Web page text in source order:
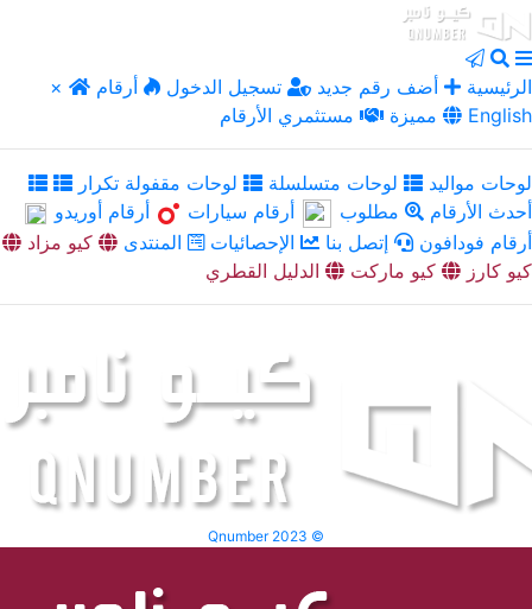
× الرئيسية أضف رقم جديد تسجيل الدخول
أرقام
مميزة
مستثمري الأرقام English
لوحات مواليد لوحات متسلسلة
لوحات مقفولة تكرار
أحدث الأرقام
مطلوب أرقام سيارات
أرقام أوريدو
أرقام فودافون
إتصل بنا الإحصائيات المنتدى
كيو مزاد
كيو كارز
كيو ماركت الدليل القطري
Qnumber 2023 ©